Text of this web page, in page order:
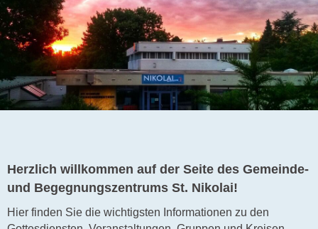
Herzlich willkommen auf der Seite des Gemeinde-
und Begegnungszentrums St. Nikolai!
Hier finden Sie die wichtigsten Informationen zu den